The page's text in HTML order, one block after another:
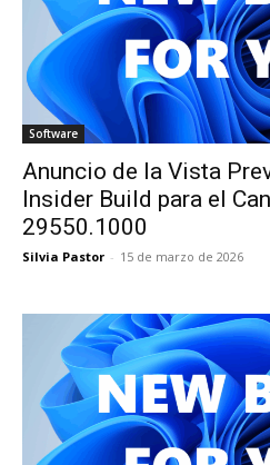
Software
Anuncio de la Vista
Insider Build para el
29550.1000
Silvia Pastor - 15 de marzo de 2026